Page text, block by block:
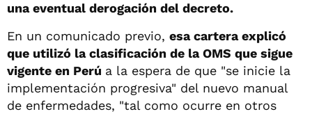
una eventual derogación del decreto.
En un comunicado previo, esa cartera explicó
que utilizó la clasificación de la OMS que sigue
vigente en Perú a la espera de que "se inicie la
implementación progresiva" del nuevo manual
de enfermedades, "tal como ocurre en otros